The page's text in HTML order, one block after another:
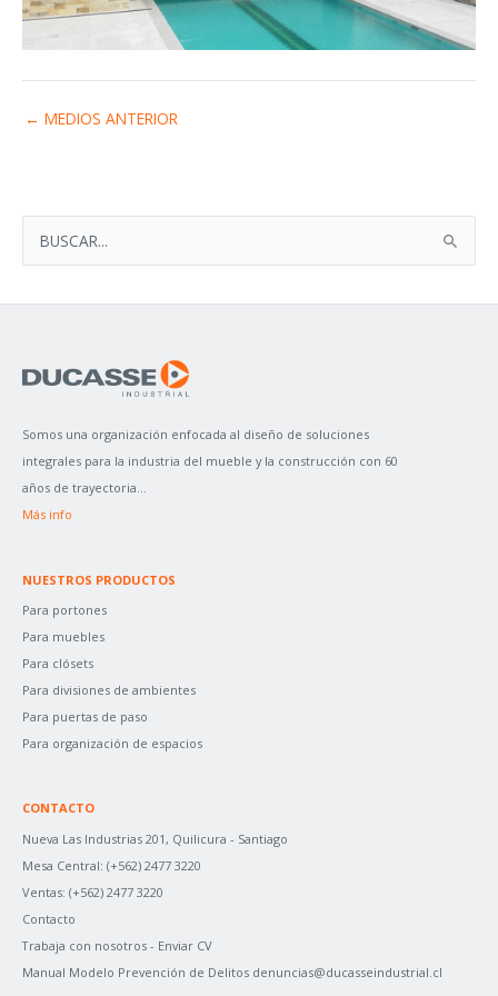
S
A
O
R
:
← MEDIOS ANTERIOR
Somos una organización enfocada al diseño de soluciones
integrales para la industria del mueble y la construcción con 60
años de trayectoria...
Más info
NUESTROS PRODUCTOS
Para portones
Para muebles
Para clósets
Para divisiones de ambientes
Para puertas de paso
Para organización de espacios
CONTACTO
Nueva Las Industrias 201, Quilicura - Santiago
Mesa Central: (+562) 2477 3220
Ventas: (+562) 2477 3220
Contacto
Trabaja con nosotros - Enviar CV
Manual Modelo Prevención de Delitos denuncias@ducasseindustrial.cl